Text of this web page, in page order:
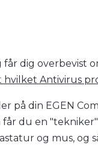
dig overbevist
Antivirus
på din EGEN
du en
og mus, og